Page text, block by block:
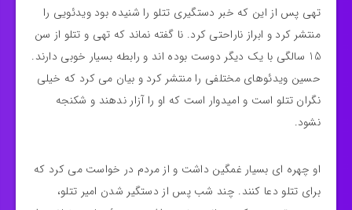
تهی پس از این که خبر دستگیری تتلو را شنیده بود ویدئویی را
منتشر کرد و ابراز ناراحتی کرد. نا گفته نماند که تهی و تتلو از سن
15 سالگی با یک دیگر دوست بوده اند و رابطه بسیار خوبی دارند.
حسین ویدئوهای مختلفی را منتشر کرد و بیان می کرد که خیلی
نگران تتلو است و امیدوار است که او را آزار ندهند و شکنجه
نشود.
او چهره ای بسیار غمگین داشت و از مردم در خواست می کرد که
برای تتلو دعا کنند. چند شب پس از دستگیر شدن امیر تتلو،